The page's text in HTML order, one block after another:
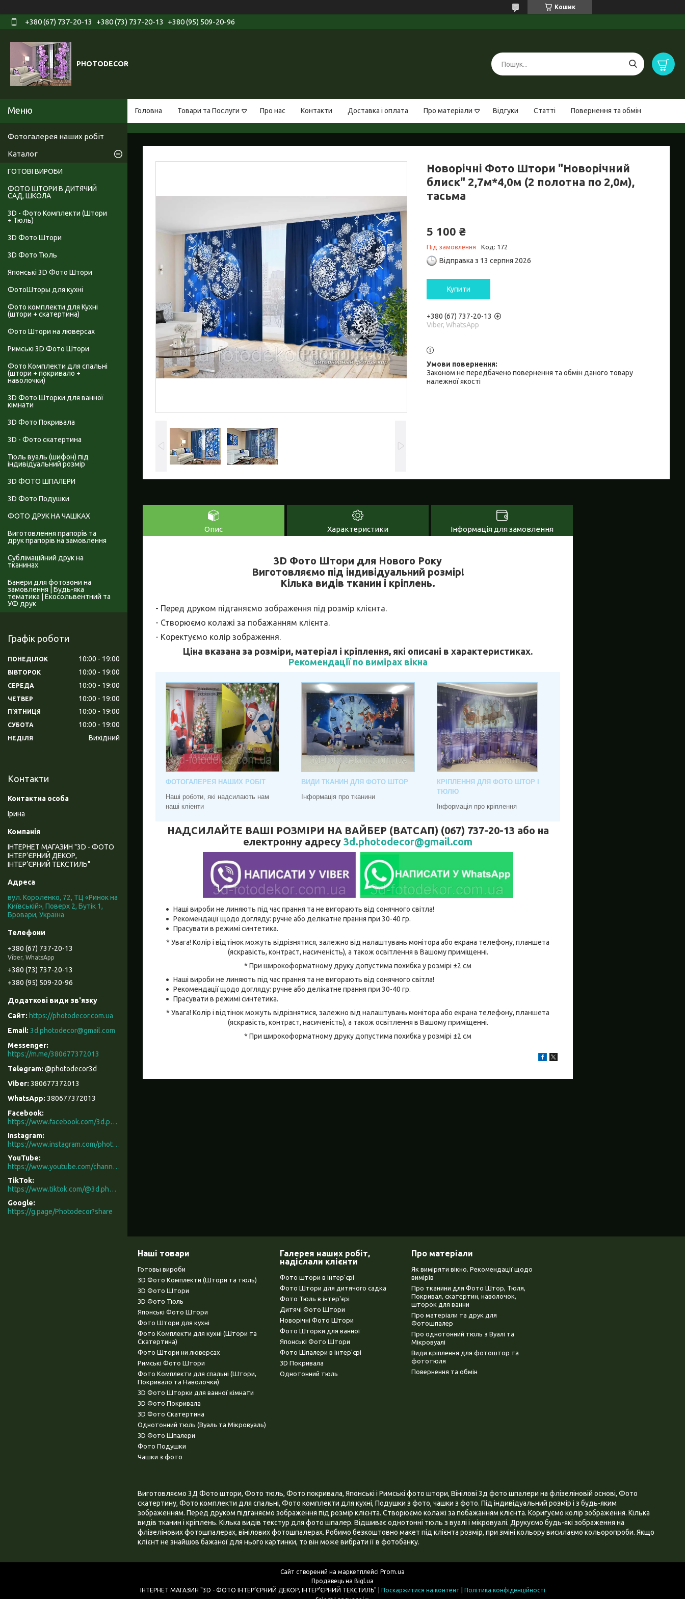
Кошик
+380 (67) 737-20-13 +380 (73) 737-20-13 +380 (95) 509-20-96
PHOTODECOR
Головна Товари та Послуги Про нас Контакти Доставка і оплата Про матеріали Відгуки Статті Повернення та обмін
Новорічні Фото Штори "Новорічний
блиск" 2,7м*4,0м (2 полотна по 2,0м),
тасьма
5 100 ₴
Під замовлення Код: 172
Відправка з 13 серпня 2026
Купити
+380 (67) 737-20-13
Viber, WhatsApp
Законом не передбачено повернення та обмін даного товару
належної якості
Опис Характеристики Інформація для замовлення
3D Фото Штори для Нового Року
Виготовляємо під індивідуальний розмір!
Кілька видів тканин і кріплень.
- Перед друком підганяємо зображення під розмір клієнта.
- Створюємо колажі за побажанням клієнта.
- Коректуємо колір зображення.
Ціна вказана за розміри, матеріал і кріплення, які описані в характеристиках.
Рекомендації по вимірах вікна
ФОТОГАЛЕРЕЯ НАШИХ РОБІТ
Наші роботи, які надсилають нам
наші кліенти
ВИДИ ТКАНИН ДЛЯ ФОТО ШТОР
Інформація про тканини
КРІПЛЕННЯ ДЛЯ ФОТО ШТОР І
ТЮЛЮ
Інформація про кріплення
НАДСИЛАЙТЕ ВАШІ РОЗМІРИ НА ВАЙБЕР (ВАТСАП) (067) 737-20-13 або на
електронну адресу 3d.photodecor@gmail.com
Наші вироби не линяють під час прання та не вигорають від сонячного світла!
Рекомендації щодо догляду: ручне або делікатне прання при 30-40 гр.
Прасувати в режимі синтетика.
* Увага! Колір і відтінок можуть відрізнятися, залежно від налаштувань монітора або екрана телефону, планшета
(яскравість, контраст, насиченість), а також освітлення в Вашому приміщенні.
* При широкоформатному друку допустима похибка у розмірі ±2 см
Наші вироби не линяють під час прання та не вигорають від сонячного світла!
Рекомендації щодо догляду: ручне або делікатне прання при 30-40 гр.
Прасувати в режимі синтетика.
* Увага! Колір і відтінок можуть відрізнятися, залежно від налаштувань монітора або екрана телефону, планшета
(яскравість, контраст, насиченість), а також освітлення в Вашому приміщенні.
* При широкоформатному друку допустима похибка у розмірі ±2 см
Фотогалерея наших робіт
Каталог
ГОТОВІ ВИРОБИ
ФОТО ШТОРИ В ДИТЯЧИЙ
САД, ШКОЛА
3D - Фото Комплекти (Штори
+ Тюль)
3D Фото Штори
3D Фото Тюль
Японські 3D Фото Штори
ФотоШторы для кухні
Фото комплекти для Кухні
(штори + скатертина)
Фото Штори на люверсах
Римські 3D Фото Штори
Фото Комплекти для спальні
(штори + покривало +
наволочки)
3D Фото Шторки для ванної
кімнати
3D Фото Покривала
3D - Фото скатертина
Тюль вуаль (шифон) під
індивідуальний розмір
3D ФОТО ШПАЛЕРИ
3D Фото Подушки
ФОТО ДРУК НА ЧАШКАХ
Виготовлення прапорів та
друк прапорів на замовлення
Сублімаційний друк на
тканинах
Банери для фотозони на
замовлення | Будь-яка
тематика | Екосольвентний та
УФ друк
Графік роботи
ПОНЕДІЛОК 10:00 19:00
ВІВТОРОК 10:00 19:00
СЕРЕДА 10:00 19:00
ЧЕТВЕР 10:00 19:00
ПʼЯТНИЦЯ 10:00 19:00
СУБОТА 10:00 19:00
НЕДІЛЯ Вихідний
Контакти
Ірина
ІНТЕРНЕТ МАГАЗИН "3D - ФОТО
ІНТЕР’ЄРНИЙ ДЕКОР,
ІНТЕР’ЄРНИЙ ТЕКСТИЛЬ"
вул. Короленко, 72, ТЦ «Ринок на
Київській», Поверх 2, Бутік 1,
Бровари, Україна
+380 (67) 737-20-13
Viber, WhatsApp
+380 (73) 737-20-13
+380 (95) 509-20-96
https://photodecor.com.ua
3d.photodecor@gmail.com
https://m.me/380677372013
@photodecor3d
380677372013
380677372013
Facebook
https://www.facebook.com/3d.photodecor/
Instagram
https://www.instagram.com/photodecor.com.ua/
YouTube
https://www.youtube.com/channel/UCXCUerfqRY1Pw7-IptdbqyA/videos
TikTok
https://www.tiktok.com/@3d.photodecor?is_from_webapp=1&sender_device=pc
Google
https://g.page/Photodecor?share
Наші товари
Готовы вироби
3D Фото Комплекти (Штори та тюль)
3D Фото Штори
3D Фото Тюль
Японські Фото Штори
Фото Штори для кухні
Фото Комплекти для кухні (Штори та
Скатертина)
Фото Штори ни люверсах
Римські Фото Штори
Фото Комплекти для спальні (Штори,
Покривало та Наволочки)
3D Фото Шторки для ванної кімнати
3D Фото Покривала
3D Фото Скатертина
Однотонний тюль (Вуаль та Мікровуаль)
3D Фото Шпалери
Фото Подушки
Чашки з фото
Галерея наших робіт,
надіслали клієнти
Фото штори в інтер'єрі
Фото Штори для дитячого садка
Фото Тюль в інтер'єрі
Дитячі Фото Штори
Новорічні Фото Штори
Фото Шторки для ванної
Японські Фото Штори
Фото Шпалери в інтер'єрі
3D Покривала
Однотонний тюль
Про матеріали
Як виміряти вікно. Рекомендації щодо
вимірів
Про тканини для Фото Штор, Тюля,
Покривал, скатертин, наволочок,
шторок для ванни
Про матеріали та друк для
Фотошпалер
Про однотонний тюль з Вуалі та
Мікровуалі
Види кріплення для фотоштор та
фототюля
Повернення та обмін
Виготовляємо 3Д Фото штори, Фото тюль, Фото покривала, Японські і Римські фото штори, Вінілові 3д фото шпалери на флізеліновій основі, Фото
скатертину, Фото комплекти для спальні, Фото комплекти для кухні, Подушки з фото, чашки з фото. Під індивідуальний розмір і з будь-яким
зображенням. Перед друком підганяємо зображення під розмір клієнта. Створюємо колажі за побажанням клієнта. Коригуємо колір зображення. Кілька
видів тканин і кріплень. Кілька видів текстур для фото шпалер. Відшиває однотонні тюль з вуалі і мікровуалі. Друкуємо будь-які зображення на
флізелінових фотошпалерах, вінілових фотошпалерах. Робимо безкоштовно макет під клієнта розмір, при зміні кольору висилаємо кольоропроби. Якщо
клієнт не знайшов бажаної для нього картинки, то він може вибрати її в фотобанку.
Сайт створений на маркетплейсі Prom.ua
Продавець на Bigl.ua
Поскаржитися на контент
Політика конфіденційності